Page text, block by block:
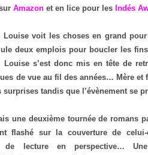
Amazon et en lice pour les Indés
Louise voit les choses en grand
deux emplois pour boucler les
s’est donc mis en tête de
de vue au fil des années… Mère et
surprises tandis que l’évènement se
une deuxième tournée de romans
flashé sur la couverture de
de lecture en perspective…